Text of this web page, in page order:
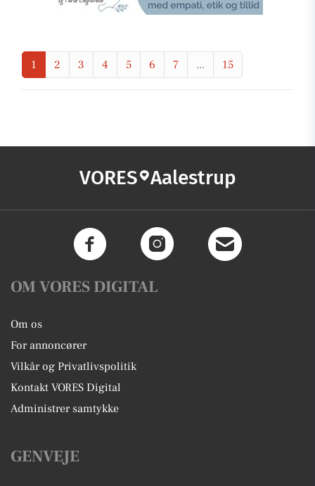
1 2 3 4 5 6 7 ... 15
VORES Aalestrup
OM VORES DIGITAL
Om os
For annoncører
Vilkår og Privatlivspolitik
Kontakt VORES Digital
Administrer samtykke
GENVEJE